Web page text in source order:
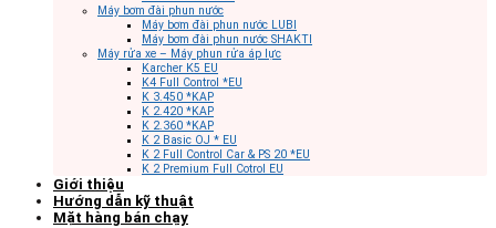
Máy bơm đài phun nước
Máy bơm đài phun nước LUBI
Máy bơm đài phun nước SHAKTI
Máy rửa xe – Máy phun rửa áp lực
Karcher K5 EU
K4 Full Control *EU
K 3.450 *KAP
K 2.420 *KAP
K 2.360 *KAP
K 2 Basic OJ * EU
K 2 Full Control Car & PS 20 *EU
K 2 Premium Full Cotrol EU
Giới thiệu
Hướng dẫn kỹ thuật
Mặt hàng bán chạy